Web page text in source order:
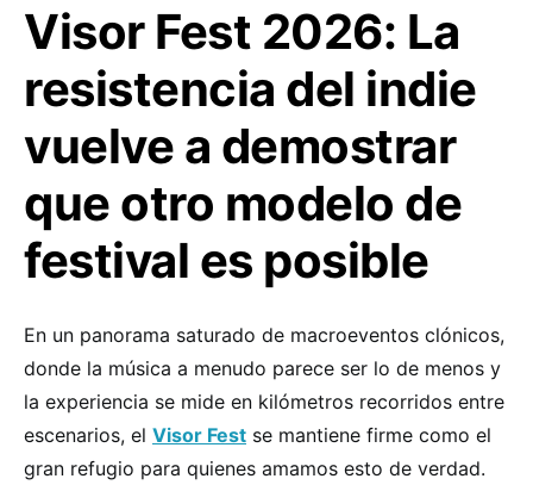
Visor Fest 2026: La
resistencia del indie
vuelve a demostrar
que otro modelo de
festival es posible
En un panorama saturado de macroeventos clónicos,
donde la música a menudo parece ser lo de menos y
la experiencia se mide en kilómetros recorridos entre
escenarios, el Visor Fest se mantiene firme como el
gran refugio para quienes amamos esto de verdad.